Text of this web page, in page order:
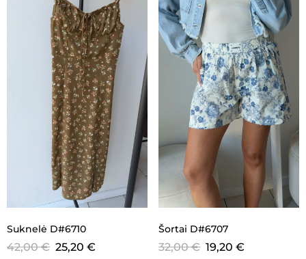
Suknelė D#6710
42,00€ 25,20 €
Šortai D#6707
32,00€ 19,20 €